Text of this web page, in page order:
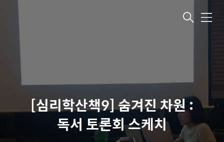
메뉴
[심리학산책9] 숨겨진 차원 :
독서 토론회 스케치